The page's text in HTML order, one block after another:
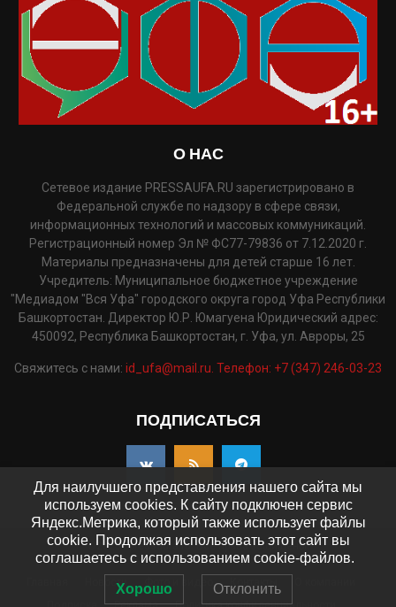
О НАС
Сетевое издание PRESSAUFA.RU зарегистрировано в
Федеральной службе по надзору в сфере связи,
информационных технологий и массовых коммуникаций.
Регистрационный номер Эл № ФС77-79836 от 7.12.2020 г.
Материалы предназначены для детей старше 16 лет.
Учредитель: Муниципальное бюджетное учреждение
"Медиадом "Вся Уфа" городского округа город Уфа Республики
Башкортостан. Директор Ю.Р. Юмагуена Юридический адрес:
450092, Республика Башкортостан, г. Уфа, ул. Авроры, 25
Свяжитесь с нами: id_ufa@mail.ru. Телефон: +7 (347) 246-03-23
ПОДПИСАТЬСЯ
©2025 - pressaufa.ru. Все права защищены.
Новости
Для наилучшего представления нашего сайта мы
используем cookies. К сайту подключен сервис
Яндекс.Метрика, который также использует файлы
cookie. Продолжая использовать этот сайт вы
соглашаетесь с использованием cookie-файлов.
Хорошо Отклонить